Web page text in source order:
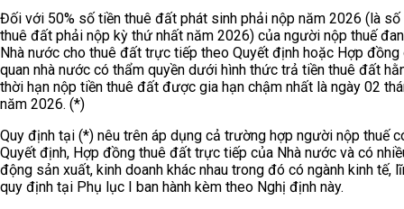
Đối với 50% số tiền thuê đất phát sinh phải nộp năm 2026 (là số
thuê đất phải nộp kỳ thứ nhất năm 2026) của người nộp thuế
Nhà nước cho thuê đất trực tiếp theo Quyết định hoặc Hợp đồng
quan nhà nước có thẩm quyền dưới hình thức trả tiền thuê đất
thời hạn nộp tiền thuê đất được gia hạn chậm nhất là ngày 02
năm 2026. (*)
Quy định tại (*) nêu trên áp dụng cả trường hợp người nộp thuế
Quyết định, Hợp đồng thuê đất trực tiếp của Nhà nước và có
động sản xuất, kinh doanh khác nhau trong đó có ngành kinh tế,
quy định tại Phụ lục I ban hành kèm theo Nghị định này.